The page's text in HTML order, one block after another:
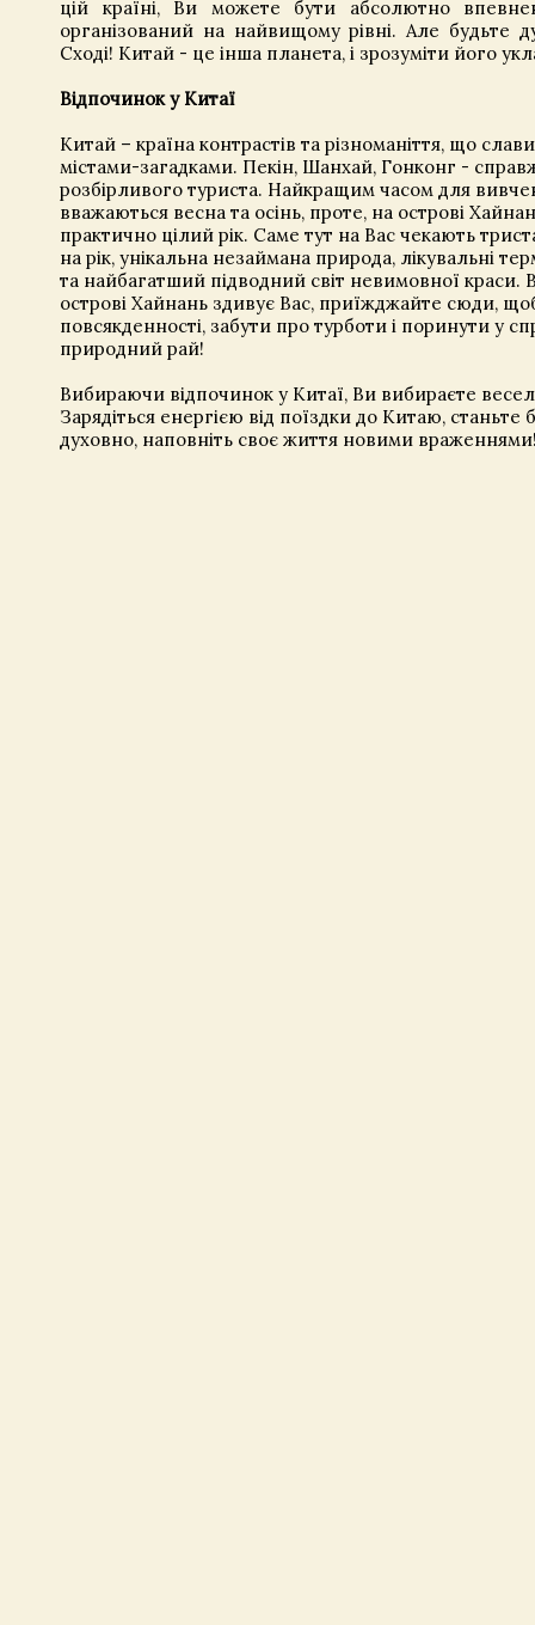
цій країні, Ви можете бути абсолютно
організований на найвищому рівні. Але будьте
Сході! Китай - це інша планета, і зрозуміти його
Відпочинок у Китаї
Китай – країна контрастів та різноманіття, що
містами-загадками. Пекін, Шанхай, Гонконг -
розбірливого туриста. Найкращим часом для
вважаються весна та осінь, проте, на острові
практично цілий рік. Саме тут на Вас чекають
на рік, унікальна незаймана природа, лікувальні
та найбагатший підводний світ невимовної краси.
острові Хайнань здивує Вас, приїжджайте сюди,
повсякденності, забути про турботи і поринути у
природний рай!
Вибираючи відпочинок у Китаї, Ви вибираєте
Зарядіться енергією від поїздки до Китаю, станьте
духовно, наповніть своє життя новими